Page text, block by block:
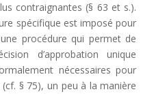
contraignantes (§ 63 et s.).
spécifique est imposé pour
une procédure qui permet de
d’approbation unique
nécessaires pour
§ 75), un peu à la manière